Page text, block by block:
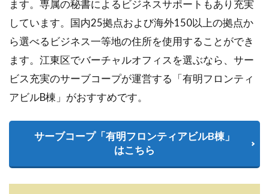
ます。専属の秘書によるビジネスサポートもあり充実
しています。国内25拠点および海外150以上の拠点か
ら選べるビジネス一等地の住所を使用することができ
ます。江東区でバーチャルオフィスを選ぶなら、サー
ビス充実のサーブコープが運営する「有明フロンティ
アビルB棟」がおすすめです。
サーブコープ「有明フロンティアビルB棟」
はこちら